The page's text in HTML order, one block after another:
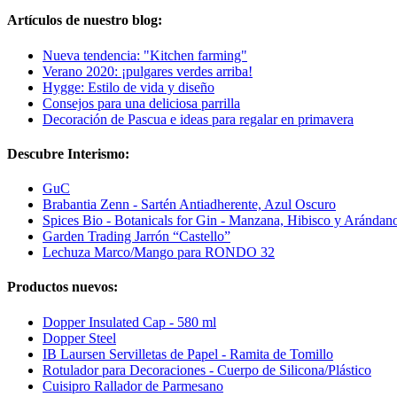
Artículos de nuestro blog:
Nueva tendencia: "Kitchen farming"
Verano 2020: ¡pulgares verdes arriba!
Hygge: Estilo de vida y diseño
Consejos para una deliciosa parrilla
Decoración de Pascua e ideas para regalar en primavera
Descubre Interismo:
GuC
Brabantia Zenn - Sartén Antiadherente, Azul Oscuro
Spices Bio - Botanicals for Gin - Manzana, Hibisco y
Garden Trading Jarrón “Castello”
Lechuza Marco/Mango para RONDO 32
Productos nuevos:
Dopper Insulated Cap - 580 ml
Dopper Steel
IB Laursen Servilletas de Papel - Ramita de Tomillo
Rotulador para Decoraciones - Cuerpo de Silicona/Plástico
Cuisipro Rallador de Parmesano